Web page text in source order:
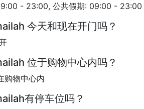
- 23:00, 公共假期: 09:00 - 23:00
今天和现在开门吗？
位于购物中心内吗？
物中心内
有停车位吗？